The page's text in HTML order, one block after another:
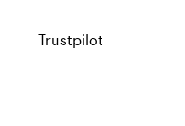
Trustpilot